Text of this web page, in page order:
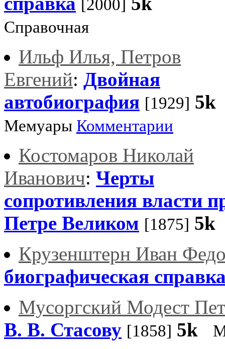
[2000]
Справочная
Ильф Илья, Петров
Евгений: Двойная
автобиография [1929] 5k
Мемуары Комментарии
Костомаров Николай
Иванович: Черты
сопротивления власти
Петре Великом [1875] 5k
Крузенштерн Иван
биографическая
Мусоргский Модест
В. В. Стасову [1858] 5k